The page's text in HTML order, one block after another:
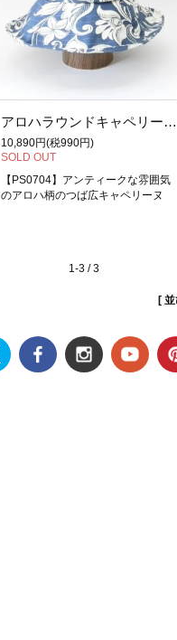
アロハラウンドキャペリーヌ。シックなアロハ柄のつば広女優帽【PS0704】【レビューを書いて送料無料】
10,890円(税990円)
SOLD OUT
【PS0704】アンティークな雰囲気
のアロハ柄のつば広キャペリーヌ
1-3 / 3
[